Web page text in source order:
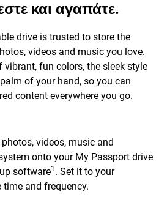
και αγαπάτε.
drive is trusted to store the
videos and music you love.
fun colors, the sleek style
of your hand, so you can
content everywhere you go.
videos, music and
onto your My Passport drive
software1 . Set it to your
and frequency.